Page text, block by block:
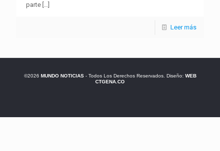
parte […]
Leer más
©2026 MUNDO NOTICIAS- Todos Los Derechos Reservados. Diseño: WEB
CTGENA.CO